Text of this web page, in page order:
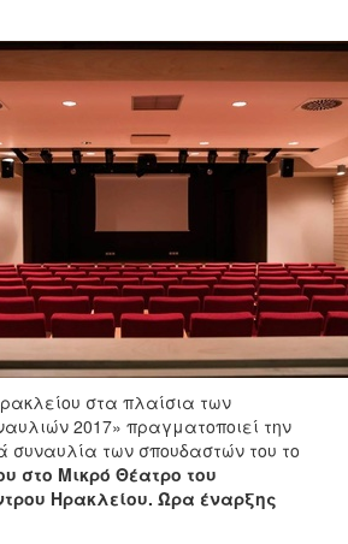
στα πλαίσια των
2017» πραγματοποιεί την
συναυλία των σπουδαστών του το
στο Μικρό Θέατρο του
Ηρακλείου. Ώρα έναρξης